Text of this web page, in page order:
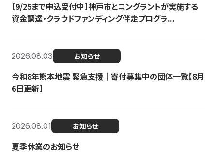
【9/25まで申込受付中】神戸市とコングラントが実施する
資金調達・クラウドファンディング伴走プログラ...
2026.08.03 お知らせ
令和8年熊本地震 緊急支援｜寄付募集中の団体一覧【8月
6日更新】
2026.08.01 お知らせ
夏季休業のお知らせ